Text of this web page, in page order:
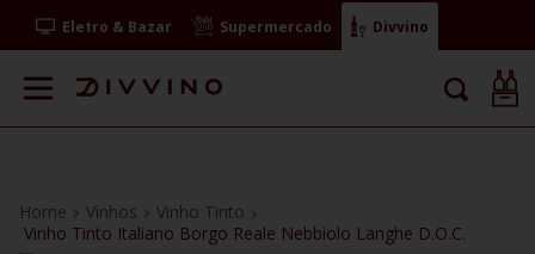
Eletro & Bazar Supermercado Divvino
Vinhos
Vinho Tinto
Vinho Tinto Italiano Borgo Reale Nebbiolo Langhe D.O.C.